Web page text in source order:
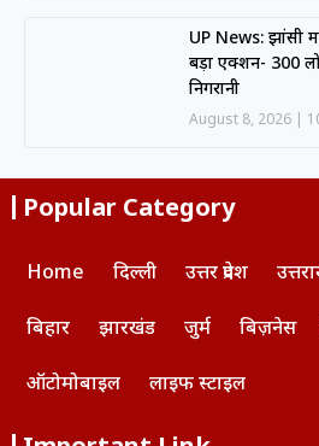
UP News: झांसी
बड़ा एक्शन- 300
निगरानी
August 8, 2026
Popular Category
Home दिल्ली उत्तर प्रदेश
बिहार झारखंड जुर्म बिज़नेस
ऑटोमोबाइल लाइफ स्टाइल